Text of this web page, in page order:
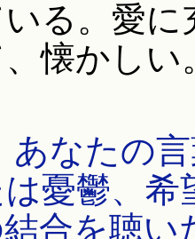
いる。愛
懐かし
あなたの
憂鬱、希
合を聴